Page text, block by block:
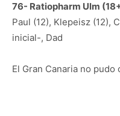
76- Ratiopharm Ulm
Paul (12), Klepeisz (12),
inicial-, Dad
El Gran Canaria no